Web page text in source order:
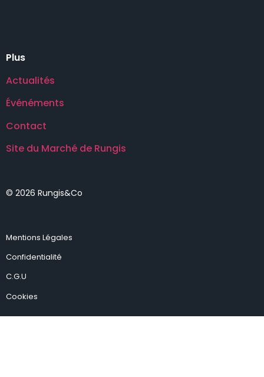
Plus
Actualités
Événéments
Contact
Site du Marché de Rungis
© 2026 Rungis&Co
Mentions Légales
Confidentialité
C.G.U
Cookies